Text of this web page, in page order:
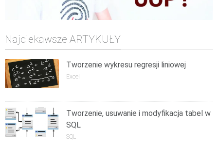
Najciekawsze ARTYKUŁY
Tworzenie wykresu regresji liniowej
Excel
Tworzenie, usuwanie i modyfikacja tabel w
SQL
SQL